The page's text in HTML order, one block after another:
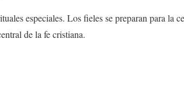
especiales. Los fieles se preparan para la
de la fe cristiana.